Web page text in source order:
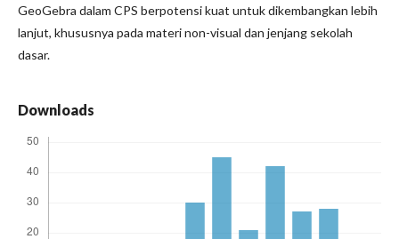
GeoGebra dalam CPS berpotensi kuat untuk dikembangkan lebih
lanjut, khususnya pada materi non-visual dan jenjang sekolah
dasar.
Downloads